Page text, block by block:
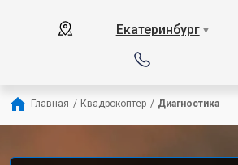
Екатеринбург ▼
Главная / Квадрокоптер / Диагностика